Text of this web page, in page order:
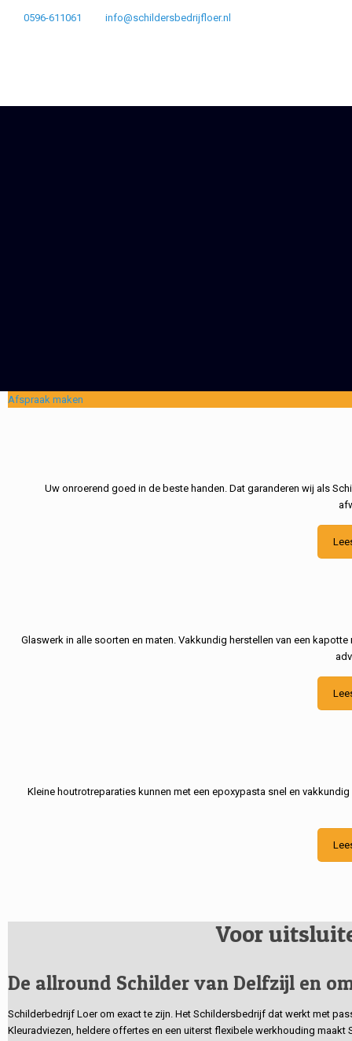
0596-611061 info@schildersbedrijfloer.nl
Afspraak maken
Uw onroerend goed in de beste handen. Dat garanderen wij als
Glaswerk in alle soorten en maten. Vakkundig herstellen van een
Kleine houtrotreparaties kunnen met een epoxypasta snel en
Voor
De allround Schilder van Delfzijl en
Schilderbedrijf Loer om exact te zijn. Het Schildersbedrijf dat werkt met
Kleuradviezen, heldere offertes en een uiterst flexibele werkhouding